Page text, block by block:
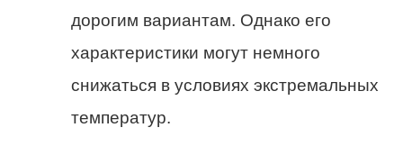
дорогим вариантам. Однако его
характеристики могут немного
снижаться в условиях экстремальных
температур.